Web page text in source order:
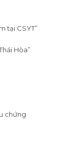
tại CSYT”
Hòa”
chứng